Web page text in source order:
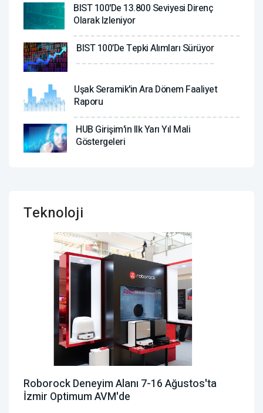
BIST 100'de 13.800 Seviyesi Direnç
Olarak Izleniyor
BIST 100’de Tepki Alımları Sürüyor
Uşak Seramik'in Ara Dönem Faaliyet
Raporu
HUB Girişim'in Ilk Yarı Yıl Mali
Göstergeleri
Teknoloji
Roborock Deneyim Alanı 7-16 Ağustos'ta
İzmir Optimum AVM'de